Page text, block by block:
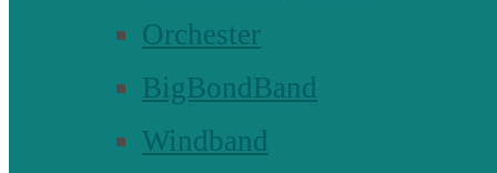
Orchester
BigBondBand
Windband